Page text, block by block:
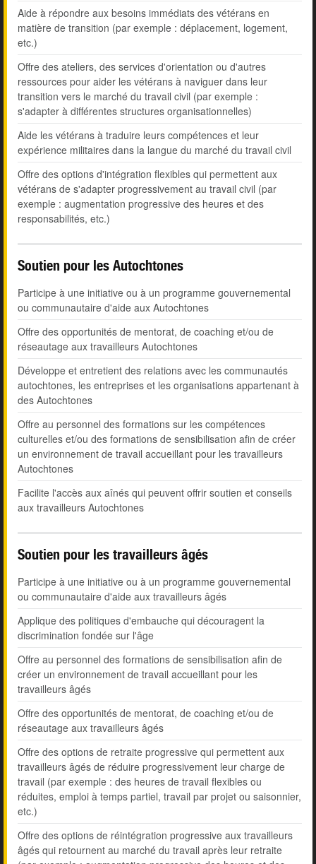
Aide à répondre aux besoins immédiats des vétérans en
matière de transition (par exemple : déplacement, logement,
etc.)
Offre des ateliers, des services d'orientation ou d'autres
ressources pour aider les vétérans à naviguer dans leur
transition vers le marché du travail civil (par exemple :
s'adapter à différentes structures organisationnelles)
Aide les vétérans à traduire leurs compétences et leur
expérience militaires dans la langue du marché du travail civil
Offre des options d'intégration flexibles qui permettent aux
vétérans de s'adapter progressivement au travail civil (par
exemple : augmentation progressive des heures et des
responsabilités, etc.)
Soutien pour les Autochtones
Participe à une initiative ou à un programme gouvernemental
ou communautaire d'aide aux Autochtones
Offre des opportunités de mentorat, de coaching et/ou de
réseautage aux travailleurs Autochtones
Développe et entretient des relations avec les communautés
autochtones, les entreprises et les organisations appartenant à
des Autochtones
Offre au personnel des formations sur les compétences
culturelles et/ou des formations de sensibilisation afin de créer
un environnement de travail accueillant pour les travailleurs
Autochtones
Facilite l'accès aux aînés qui peuvent offrir soutien et conseils
aux travailleurs Autochtones
Soutien pour les travailleurs âgés
Participe à une initiative ou à un programme gouvernemental
ou communautaire d'aide aux travailleurs âgés
Applique des politiques d'embauche qui découragent la
discrimination fondée sur l'âge
Offre au personnel des formations de sensibilisation afin de
créer un environnement de travail accueillant pour les
travailleurs âgés
Offre des opportunités de mentorat, de coaching et/ou de
réseautage aux travailleurs âgés
Offre des options de retraite progressive qui permettent aux
travailleurs âgés de réduire progressivement leur charge de
travail (par exemple : des heures de travail flexibles ou
réduites, emploi à temps partiel, travail par projet ou saisonnier,
etc.)
Offre des options de réintégration progressive aux travailleurs
âgés qui retournent au marché du travail après leur retraite